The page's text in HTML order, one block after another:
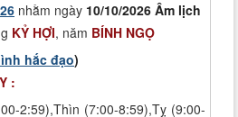
nhằm ngày 10/10/2026 Âm lịch
KỶ HỢI, năm BÍNH NGỌ
hắc đạo)
:
2:59),Thìn (7:00-8:59),Tỵ (9:00-